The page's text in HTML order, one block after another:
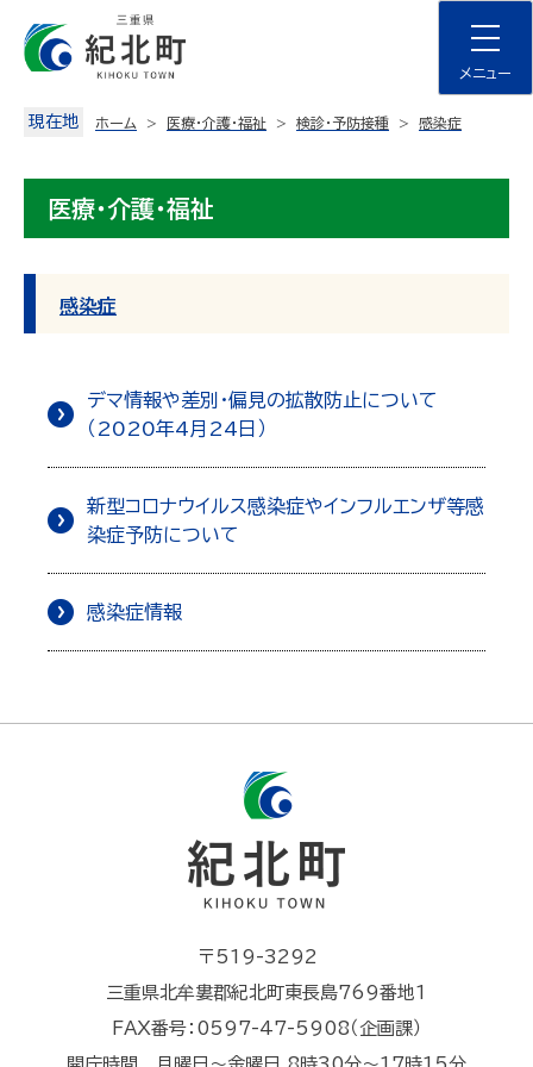
content
メニュー
現在地 ホーム 医療・介護・福祉 検診・予防接種 感染症
医療・介護・福祉
感染症
デマ情報や差別・偏見の拡散防止について
（2020年4月24日）
新型コロナウイルス感染症やインフルエンザ等感
染症予防について
感染症情報
〒519-3292
三重県北牟婁郡紀北町東長島769番地1
FAX番号：0597-47-5908（企画課）